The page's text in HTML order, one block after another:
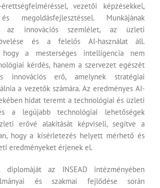
vezetői képzésekkel,
megoldásfejlesztéssel. Munkájának
az innovációs szemlélet, az üzleti
és a felelős AI-használat áll.
hogy a mesterséges intelligencia nem
kérdés, hanem a szervezet egészét
innovációs erő, amelynek stratégiai
a vezetők számára. Az eredményes AI-
hidat teremt a technológiai és üzleti
a legújabb technológiai lehetőségek
erővé alakítását képviseli, segítve a
hogy a kísérletezés helyett mérhető és
eredményeket érjenek el.
diplomáját az INSEAD intézményében
és szakmai fejlődése során